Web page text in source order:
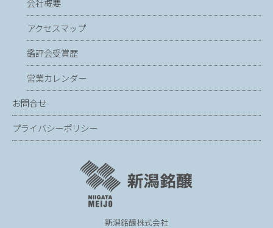
会社概要
アクセスマップ
鑑評会受賞歴
営業カレンダー
お問合せ
プライバシーポリシー
新潟銘醸株式会社